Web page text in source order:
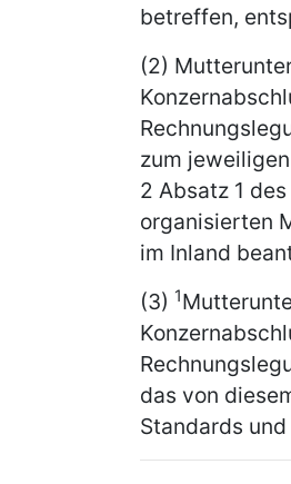
betreffen,
(2)
zum jeweiligen
2 Absatz 1
organisierten
im Inland
(3) 1
das von
Standards